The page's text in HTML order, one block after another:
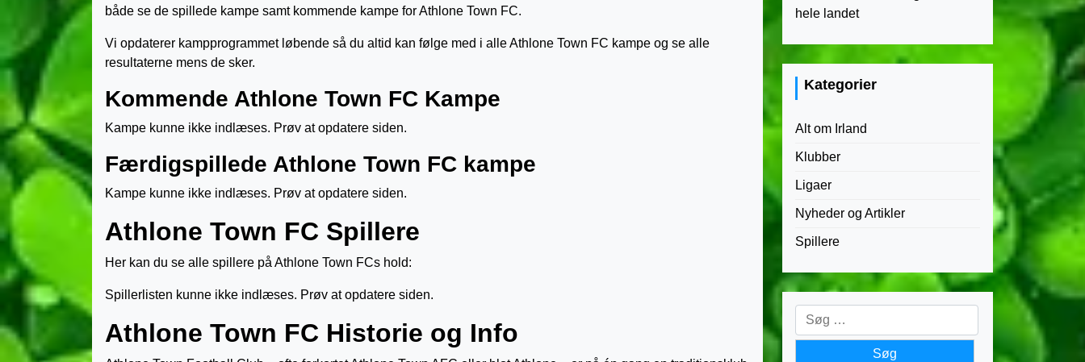
både se de spillede kampe samt kommende kampe for Athlone Town FC.
Vi opdaterer kampprogrammet løbende så du altid kan følge med i alle Athlone Town FC kampe og se alle
resultaterne mens de sker.
Kommende Athlone Town FC Kampe
Kampe kunne ikke indlæses. Prøv at opdatere siden.
Færdigspillede Athlone Town FC kampe
Kampe kunne ikke indlæses. Prøv at opdatere siden.
Athlone Town FC Spillere
Her kan du se alle spillere på Athlone Town FCs hold:
Spillerlisten kunne ikke indlæses. Prøv at opdatere siden.
Athlone Town FC Historie og Info
hele landet
Kategorier
Alt om Irland
Klubber
Ligaer
Nyheder og Artikler
Spillere
Søg
efter: